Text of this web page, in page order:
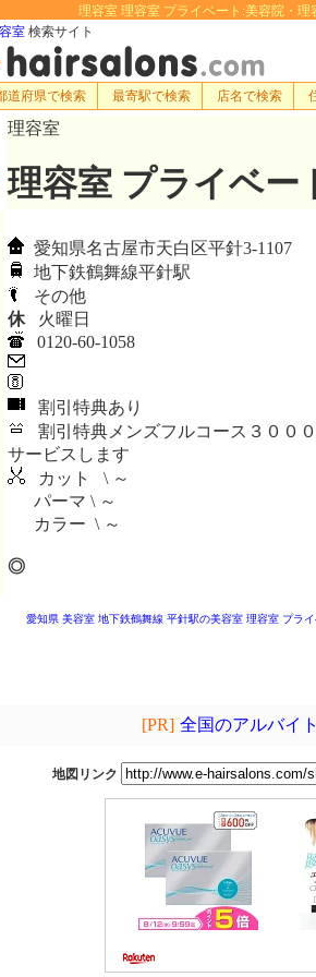
理容室 理容室 プライベート:美容院・理
室 検索サイト
道府県で検索 最寄駅で検索 店名で検索
理容室
理容室 プライベー
愛知県名古屋市天白区平針3-1107
地下鉄鶴舞線平針駅
その他
休火曜日
0120-60-1058
割引特典あり
割引特典メンズフルコース３００
サービスします
カット \ ～
パーマ \ ～
カラー \ ～
◎
愛知県 美容室 地下鉄鶴舞線 平針駅の美容室 理容室 プラ
[PR] 全国のアルバイ
地図リンク